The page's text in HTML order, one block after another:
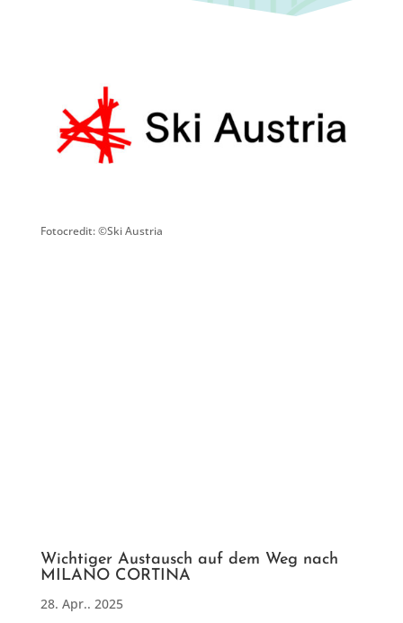
Fotocredit: ©Ski Austria
Wichtiger Austausch auf dem Weg nach
MILANO CORTINA
28. Apr.. 2025